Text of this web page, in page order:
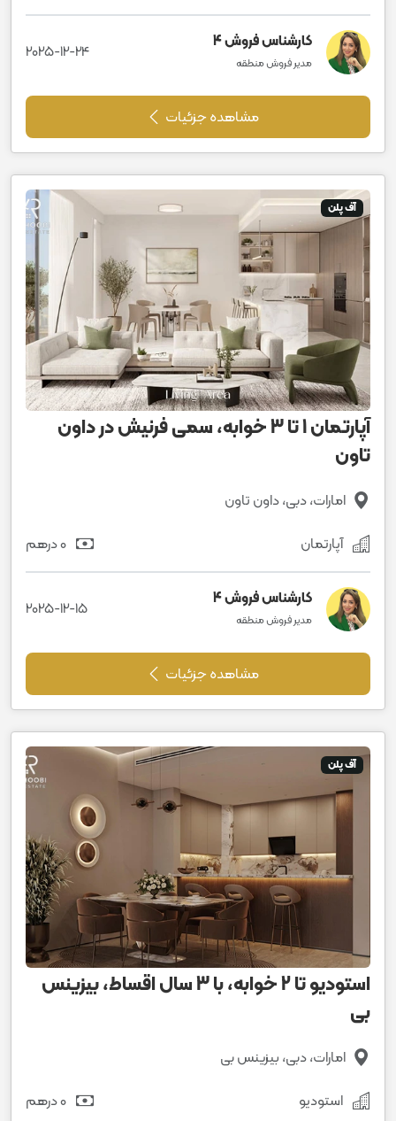
کارشناس فروش 4
مدیر فروش منطقه
2025-12-24
مشاهده جزئیات
آف پلن
آپارتمان 1 تا 3 خوابه، سمی فرنیش در داون
تاون
امارات، دبی، داون تاون
آپارتمان
کارشناس فروش 4
مدیر فروش منطقه
2025-12-15
مشاهده جزئیات
آف پلن
استودیو تا 2 خوابه، با 3 سال اقساط، بیزینس
بی
امارات، دبی، بیزینس بی
استودیو